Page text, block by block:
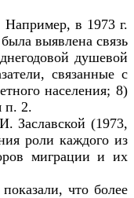
Например, в 1973 г.
выявлена связь
душевой
связанные с
населения; 8)
п. 2.
Заславской (1973,
роли каждого из
миграции и их
что более